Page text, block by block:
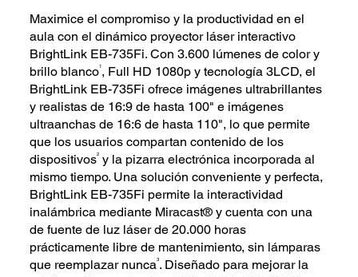
Maximice el compromiso y la productividad en el
aula con el dinámico proyector láser interactivo
BrightLink EB-735Fi. Con 3.600 lúmenes de color y
brillo blanco1, Full HD 1080p y tecnología 3LCD, el
BrightLink EB-735Fi ofrece imágenes ultrabrillantes
y realistas de 16:9 de hasta 100" e imágenes
ultraanchas de 16:6 de hasta 110", lo que permite
que los usuarios compartan contenido de los
dispositivos2 y la pizarra electrónica incorporada al
mismo tiempo. Una solución conveniente y perfecta,
BrightLink EB-735Fi permite la interactividad
inalámbrica mediante Miracast® y cuenta con una
de fuente de luz láser de 20.000 horas
prácticamente libre de mantenimiento, sin lámparas
que reemplazar nunca3. Diseñado para mejorar la